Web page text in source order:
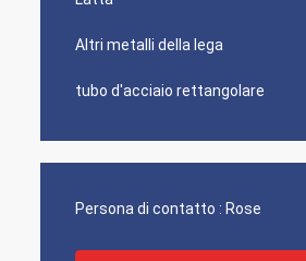
Altri metalli della lega
tubo d'acciaio rettangolare
Persona di contatto : Rose